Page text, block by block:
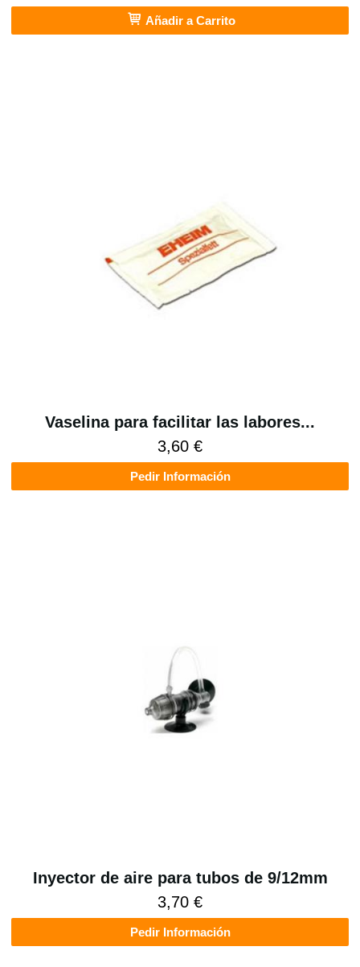
Añadir a Carrito
Vaselina para facilitar las labores...
3,60 €
Pedir Información
Inyector de aire para tubos de 9/12mm
3,70 €
Pedir Información